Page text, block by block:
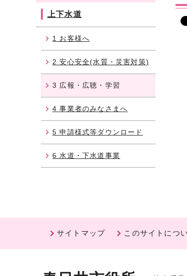
上下水道
1 お客様へ
2 安心安全(水質・災害対策)
3 広報・広聴・学習
4 事業者のみなさまへ
5 申請様式等ダウンロード
6 水道・下水道事業
サイトマップ このサイトにつ